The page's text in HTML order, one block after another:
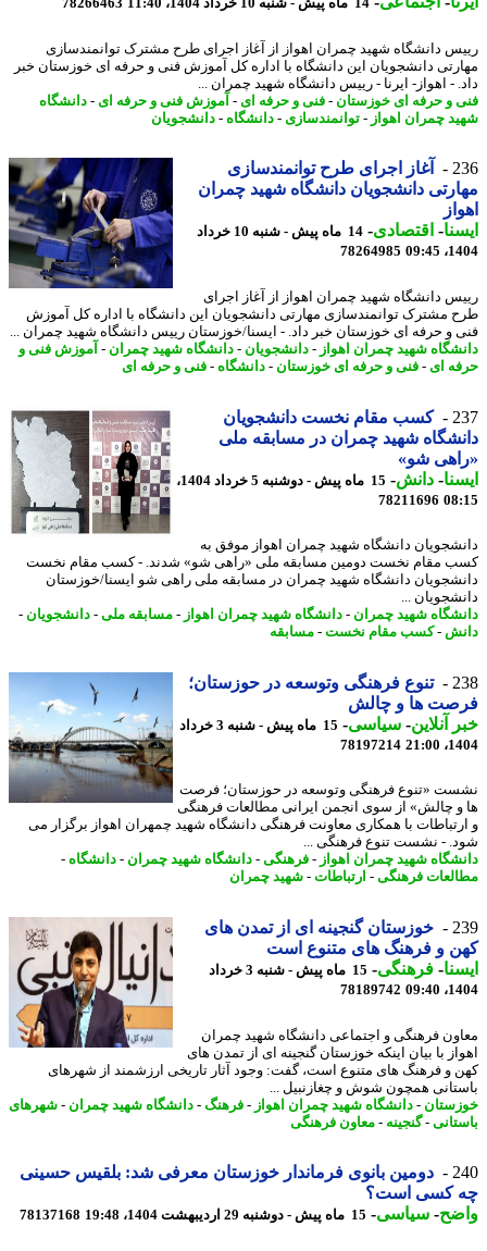
14 ماه پیش - شنبه 10 خرداد 1404، 11:40 78266463
دانشگاه شهید چمران اهواز از آغاز اجرای طرح مشترک توانمندسازی
دانشجویان این دانشگاه با اداره کل آموزش فنی و حرفه ای خوزستان خبر
- اهواز- ایرنا - رییس دانشگاه شهید چمران ...
و حرفه ای خوزستان-فنی و حرفه ای- آموزش فنی و حرفه ای- دانشگاه
چمران اهواز -توانمندسازی- دانشگاه-دانشجویان
آغاز اجرای طرح توانمندسازی
دانشجویان دانشگاه شهید چمران
-اقتصادی-
14 ماه پیش - شنبه 10 خرداد
78264985
دانشگاه شهید چمران اهواز از آغاز اجرای
مشترک توانمندسازی مهارتی دانشجویان این دانشگاه با اداره کل آموزش
و حرفه ای خوزستان خبر داد. - ایسنا/خوزستان رییس دانشگاه شهید چمران ...
شهید چمران اهواز -دانشجویان-دانشگاه شهید چمران-
آموزش فنی و
ای- فنی و حرفه ای خوزستان-دانشگاه-فنی و حرفه ای
کسب مقام نخست دانشجویان
شهید چمران در مسابقه ملی
شو»
-دانش -
15 ماه پیش - دوشنبه 5 خرداد 1404،
78211696
دانشگاه شهید چمران اهواز موفق به
مقام نخست دومین مسابقه ملی «راهی شو» شدند. - کسب مقام نخست
دانشگاه شهید چمران در مسابقه ملی راهی شو ایسنا/خوزستان
...
شهید چمران- دانشگاه شهید چمران اهواز -مسابقه ملی -دانشجویان-
-کسب مقام نخست-مسابقه
تنوع فرهنگی وتوسعه در حوزستان؛
ها و چالش
آنلاین-سیاسی-
15 ماه پیش - شنبه 3 خرداد
78197214
«تنوع فرهنگی وتوسعه در حوزستان؛ فرصت
چالش» از سوی انجمن ایرانی مطالعات فرهنگی
با همکاری معاونت فرهنگی دانشگاه شهید چمهران اهواز برگزار می
- نشست تنوع فرهنگی ...
شهید چمران اهواز -فرهنگی-دانشگاه شهید چمران- دانشگاه-
فرهنگی-ارتباطات-شهید چمران
خوزستان گنجینه ای از تمدن های
و فرهنگ های متنوع است
-فرهنگی-
15 ماه پیش - شنبه 3 خرداد
78189742
فرهنگی و اجتماعی دانشگاه شهید چمران
با بیان اینکه خوزستان گنجینه ای از تمدن های
و فرهنگ های متنوع است، گفت: وجود آثار تاریخی ارزشمند از شهرهای
همچون شوش و چغازنبیل ...
-دانشگاه شهید چمران اهواز -فرهنگ -دانشگاه شهید چمران-
شهرهای
-گنجینه-معاون فرهنگی
دومین بانوی فرماندار خوزستان معرفی شد: بلقیس حسینی
کسی است؟
-سیاسی-15 ماه پیش - دوشنبه 29 اردیبهشت 1404، 19:48 78137168